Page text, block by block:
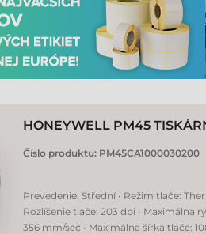
HONEYWELL PM45
Číslo produktu: PM45CA1000030200
Prevedenie: Střední • Režim tlače:
Rozlíšenie tlače: 203 dpi • Maximálna
356 mm/sec • Maximálna šírka tlače: